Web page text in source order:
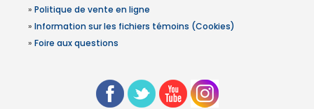
» Politique de vente en ligne
» Information sur les fichiers témoins (Cookies)
» Foire aux questions